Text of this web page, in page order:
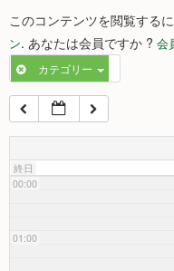
このコンテンツを閲覧する
ン. あなたは会員ですか ? 会
カテゴリー
終日
00:00
01:00